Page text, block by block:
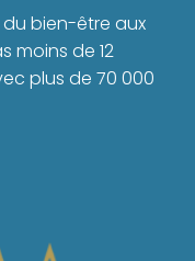
du bien-être aux
moins de 12
plus de 70 000